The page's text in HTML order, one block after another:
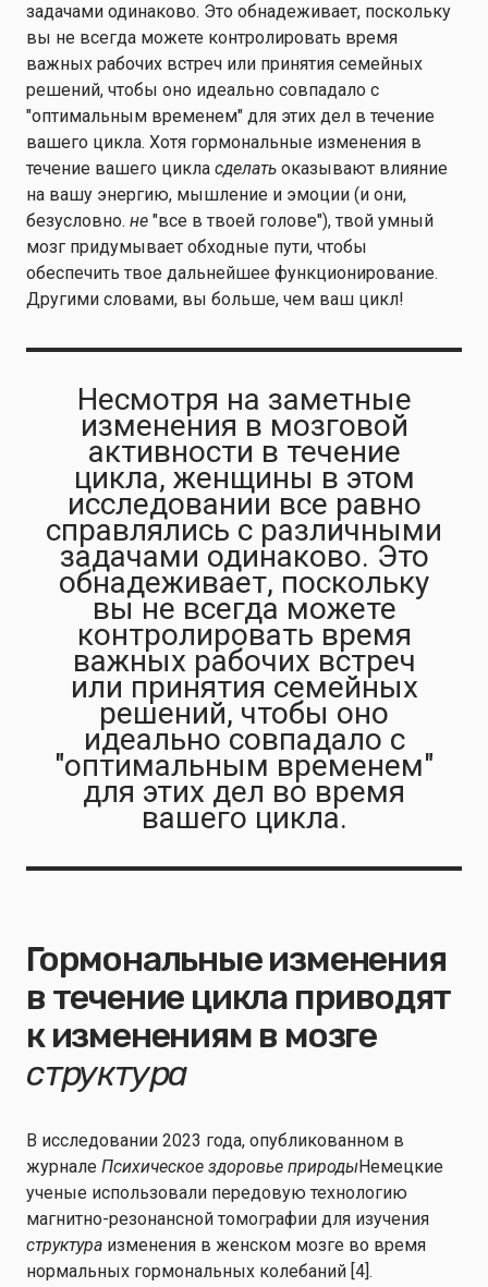
задачами одинаково. Это обнадеживает, поскольку
вы не всегда можете контролировать время
важных рабочих встреч или принятия семейных
решений, чтобы оно идеально совпадало с
"оптимальным временем" для этих дел в течение
вашего цикла. Хотя гормональные изменения в
течение вашего цикла сделать оказывают влияние
на вашу энергию, мышление и эмоции (и они,
безусловно. не "все в твоей голове"), твой умный
мозг придумывает обходные пути, чтобы
обеспечить твое дальнейшее функционирование.
Другими словами, вы больше, чем ваш цикл!
Несмотря на заметные
изменения в мозговой
активности в течение
цикла, женщины в этом
исследовании все равно
справлялись с различными
задачами одинаково. Это
обнадеживает, поскольку
вы не всегда можете
контролировать время
важных рабочих встреч
или принятия семейных
решений, чтобы оно
идеально совпадало с
"оптимальным временем"
для этих дел во время
вашего цикла.
Гормональные изменения
в течение цикла приводят
к изменениям в мозге
структура
В исследовании 2023 года, опубликованном в
журнале Психическое здоровье природыНемецкие
ученые использовали передовую технологию
магнитно-резонансной томографии для изучения
структура изменения в женском мозге во время
нормальных гормональных колебаний [4].